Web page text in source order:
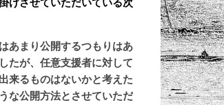
あまり公開するつもりはあ
たが、任意支援者に対して
来るものはないかと考えた
な公開方法とさせていただ